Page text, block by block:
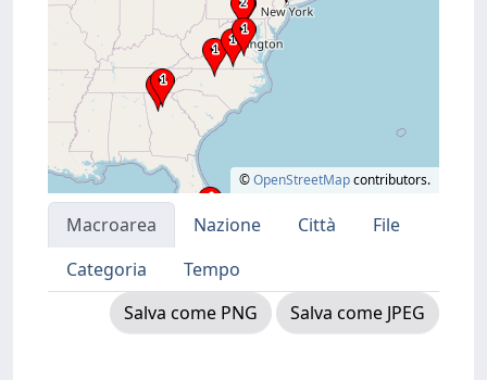
©OpenStreetMapcontributors.
Macroarea Nazione Città
File
Categoria
Tempo
Salva come PNG
Salva come JPEG